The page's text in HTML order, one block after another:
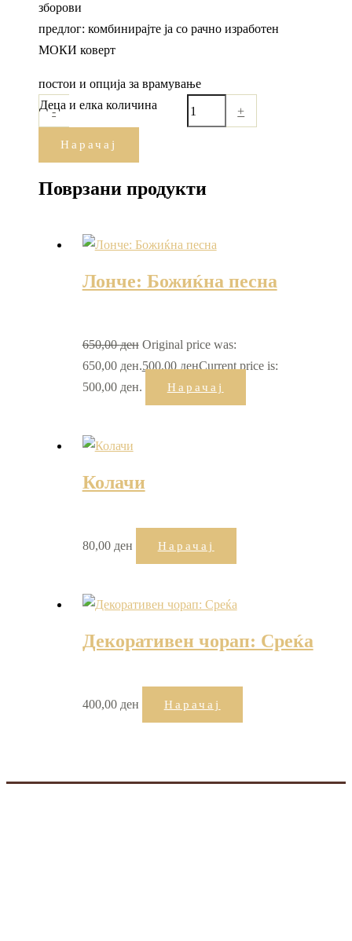
зборови
предлог: комбинирајте ја со рачно изработен
МОКИ коверт
постои и опција за врамување
-
Деца и елка количина +
Нарачај
Поврзани продукти
Лонче: Божиќна песна
650,00ден Original price was:
650,00 ден.500,00 денCurrent price is:
500,00 ден.
Нарачај
Колачи
80,00 ден Нарачај
Декоративен чорап: Среќа
400,00 ден Нарачај